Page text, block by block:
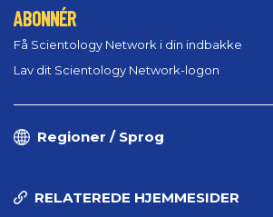
ABONNÉR
Få Scientology Network i din indbakke
Lav dit Scientology Network-logon
Regioner / Sprog
RELATEREDE HJEMMESIDER